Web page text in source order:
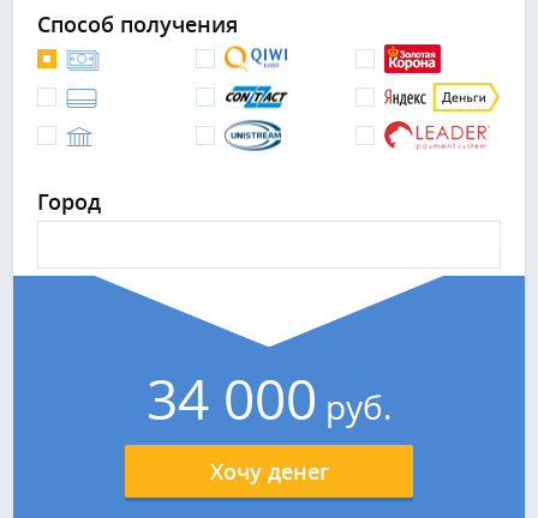
Способ получения
Город
34 000 руб.
Хочу денег